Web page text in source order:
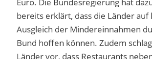
Euro. Die Bundesregierung hat
bereits erklärt, dass die Länder auf
Ausgleich der Mindereinnahmen
Bund hoffen können. Zudem
Länder vor, dass Restaurants